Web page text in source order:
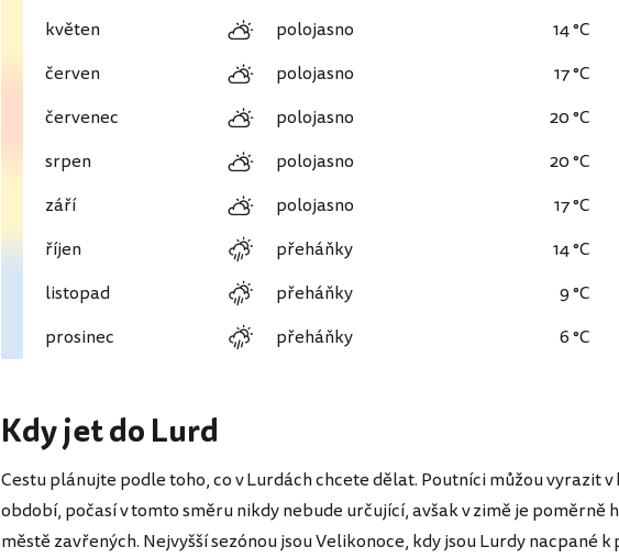
květen
polojasno
14 °C
červen
polojasno
17 °C
červenec
polojasno
20 °C
srpen
polojasno
20 °C
září
polojasno
17 °C
říjen
přeháňky
14 °C
listopad
přeháňky
9 °C
prosinec
přeháňky 6 °C
Kdy jet do Lurd
Cestu plánujte podle toho, co v Lurdách chcete dělat. Poutníci můžou vyrazit
období, počasí v tomto směru nikdy nebude určující, avšak v zimě je poměrně
městě zavřených. Nejvyšší sezónou jsou Velikonoce, kdy jsou Lurdy nacpané